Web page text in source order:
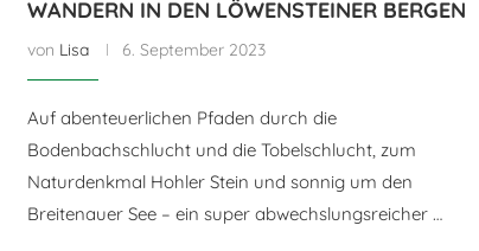
WANDERN IN DEN LÖWENSTEINER BERGEN
von Lisa 6. September 2023
Auf abenteuerlichen Pfaden durch die
Bodenbachschlucht und die Tobelschlucht, zum
Naturdenkmal Hohler Stein und sonnig um den
Breitenauer See – ein super abwechslungsreicher …